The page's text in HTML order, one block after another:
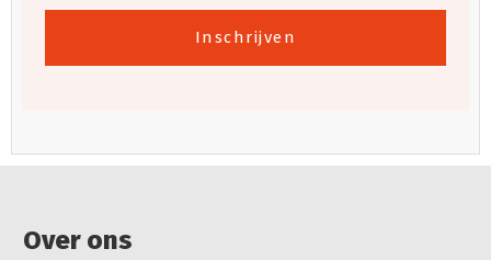
Inschrijven
Over ons